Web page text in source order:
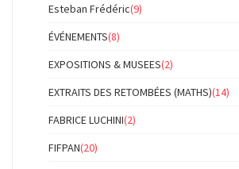
Esteban Frédéric(9)
ÉVÉNEMENTS(8)
EXPOSITIONS & MUSEES(2)
EXTRAITS DES RETOMBÉES (MATHS)(14)
FABRICE LUCHINI(2)
FIFPAN(20)